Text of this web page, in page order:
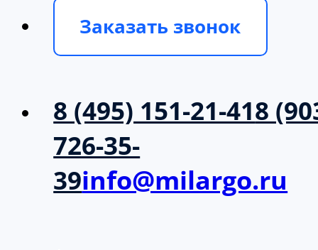
Заказать звонок
8 (495) 151-21-418
726-35-
39info@milargo.ru